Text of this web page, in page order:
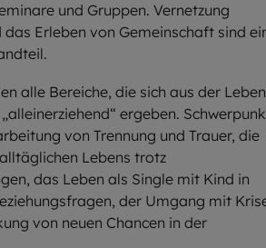
und Gruppen. Vernetzung
Erleben von Gemeinschaft sind
alle Bereiche, die sich aus der
ergeben.
von Trennung und Trauer, die
Lebens trotz
das Leben als Single mit Kind in
der Umgang mit
von neuen Chancen in der